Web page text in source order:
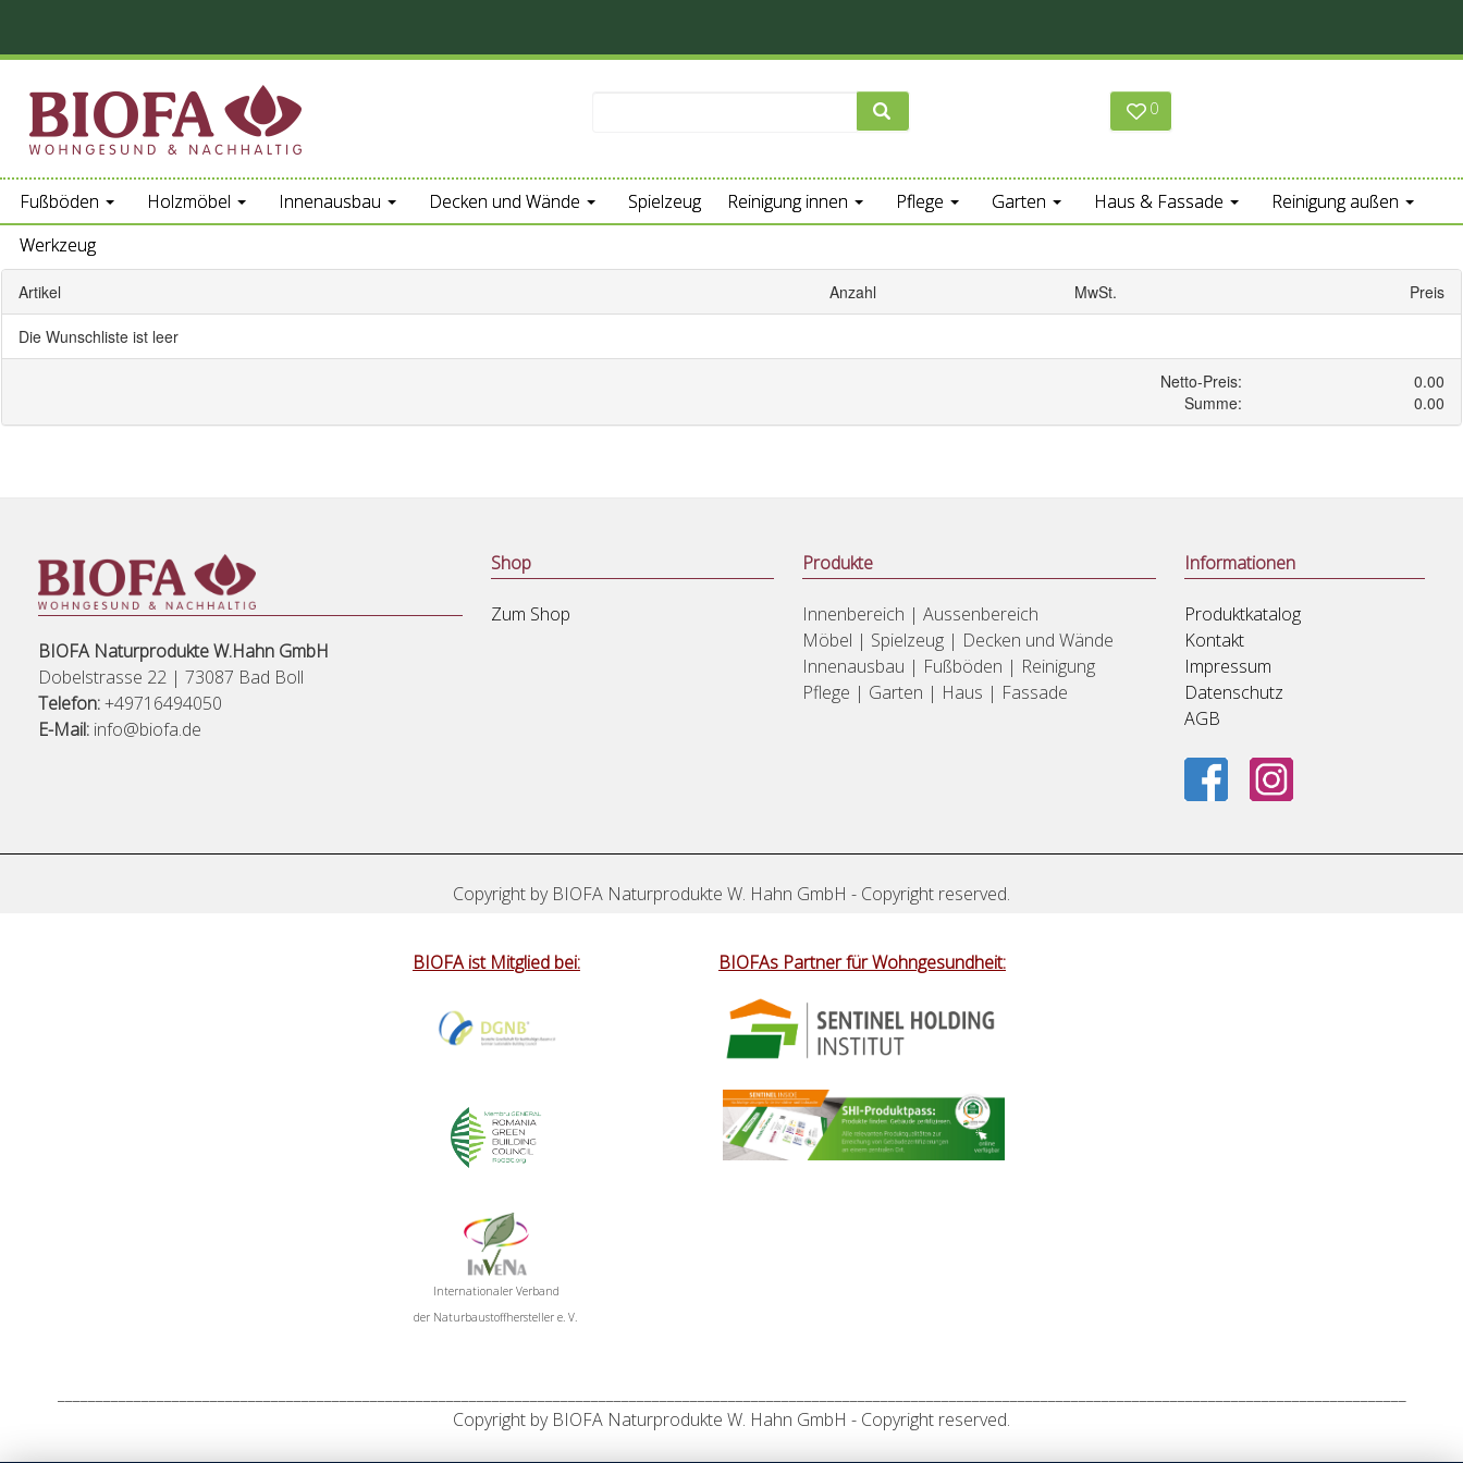
0
Fußböden Holzmöbel Innenausbau Decken und Wände Spielzeug Reinigung innen Pflege Garten Haus & Fassade
Reinigung außen
Werkzeug
BIOFA Naturprodukte W.Hahn GmbH
Dobelstrasse 22 | 73087 Bad Boll
Telefon:+49716494050
E-Mail: info@biofa.de
Shop
Zum Shop
Produkte
Innenbereich | Aussenbereich
Möbel | Spielzeug | Decken und Wände
Innenausbau | Fußböden | Reinigung
Pflege | Garten | Haus | Fassade
Informationen
Produktkatalog
Kontakt
Impressum
Datenschutz
AGB
Copyright by BIOFA Naturprodukte W. Hahn GmbH - Copyright reserved.
BIOFA ist Mitglied bei: BIOFAs Partner für Wohngesundheit:
Internationaler Verband
der Naturbaustoffhersteller e. V.
Copyright by BIOFA Naturprodukte W. Hahn GmbH - Copyright reserved.